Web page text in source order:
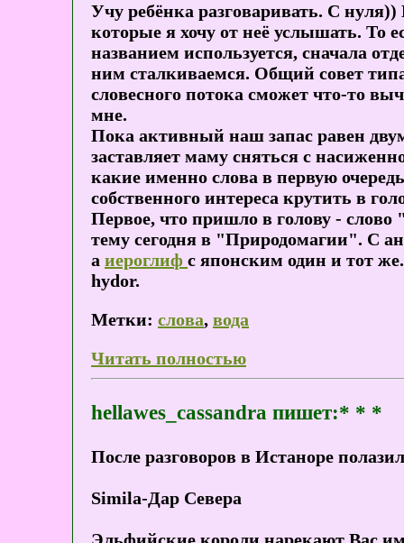
Учу ребёнка разговаривать. С
которые я хочу от неё услышать. То
названием используется, сначала
ним сталкиваемся. Общий совет
словесного потока сможет что-то
мне.
Пока активный наш запас равен
заставляет маму сняться с
какие именно слова в первую
собственного интереса крутить в
Первое, что пришло в голову -
тему сегодня в "Природомагии". С
а иероглиф с японским один и тот
hydor.
Метки: слова, вода
Читать полностью
hellawes_cassandra пишет:* * *
После разговоров в Истаноре
Simila-Дар Севера